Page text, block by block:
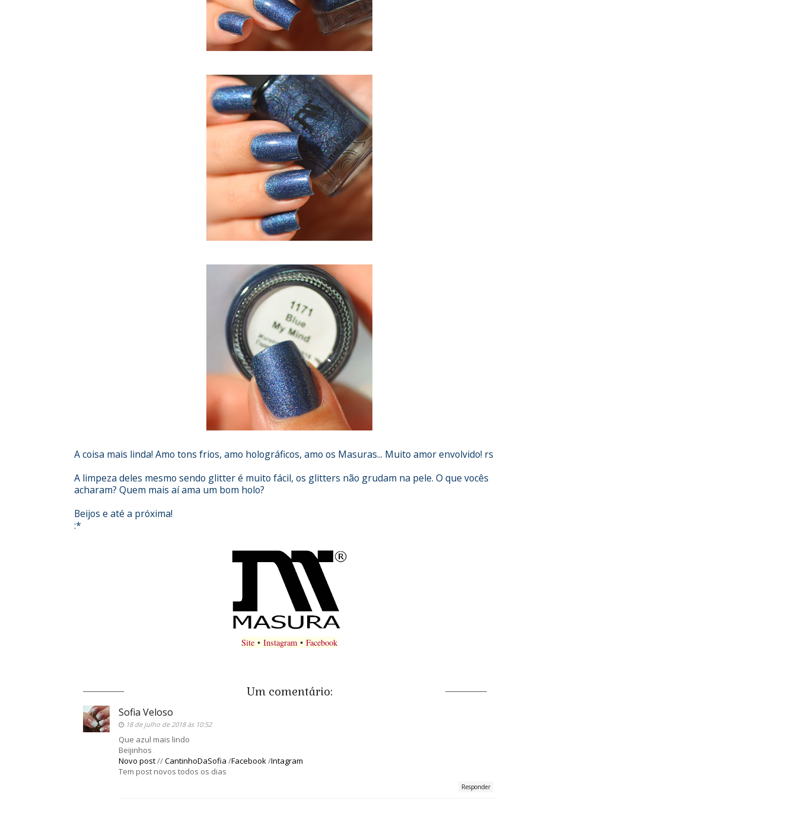
A coisa mais linda! Amo tons frios, amo holográficos, amo os Masuras... Muito amor envolvido! rs
A limpeza deles mesmo sendo glitter é muito fácil, os glitters não grudam na pele. O que vocês
acharam? Quem mais aí ama um bom holo?
Beijos e até a próxima!
:*
Site •Instagram •Facebook
Um comentário:
Sofia Veloso
18 de julho de 2018 às 10:52
Que azul mais lindo
Beijinhos
Novo post//CantinhoDaSofia /Facebook/Intagram
Tem post novos todos os dias
Responder